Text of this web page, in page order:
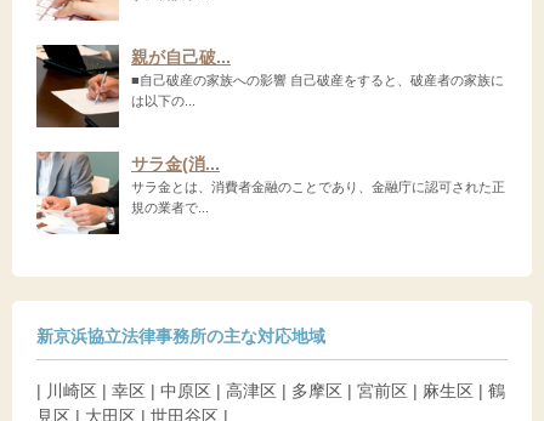
親が自己破...
■自己破産の家族への影響 自己破産をすると、破産者の家族に
は以下の...
サラ金(消...
サラ金とは、消費者金融のことであり、金融庁に認可された正
規の業者で...
新京浜協立法律事務所の主な対応地域
| 川崎区 | 幸区 | 中原区 | 高津区 | 多摩区 | 宮前区 | 麻生区 | 鶴
見区 | 大田区 | 世田谷区 |